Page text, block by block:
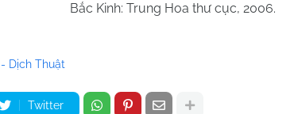
Bắc Kinh: Trung Hoa thư cục, 2006.
Dịch Thuật
Twitter